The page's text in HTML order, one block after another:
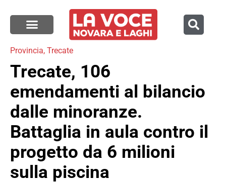
Provincia, Trecate
Trecate, 106
emendamenti al bilancio
dalle minoranze.
Battaglia in aula contro il
progetto da 6 milioni
sulla piscina